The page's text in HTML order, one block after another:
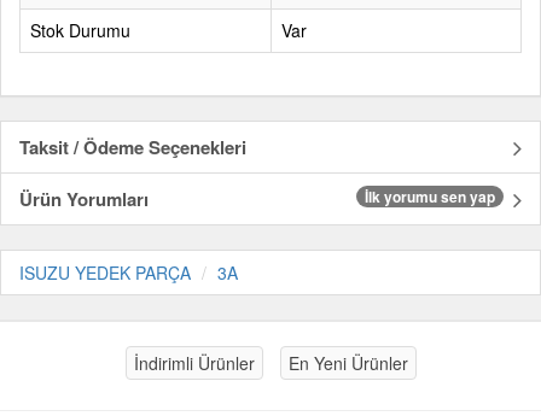
Stok Durumu
Var
Taksit / Ödeme Seçenekleri
Ürün Yorumları
İlk yorumu sen yap
ISUZU YEDEK PARÇA 3A
İndirimli Ürünler En Yeni Ürünler